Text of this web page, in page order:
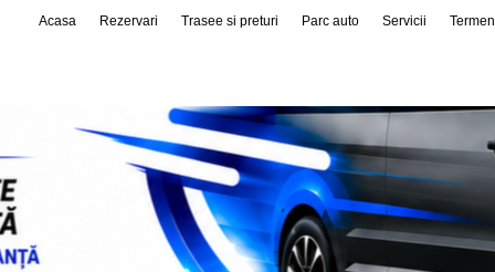
Acasa Rezervari Trasee si preturi Parc auto Servicii